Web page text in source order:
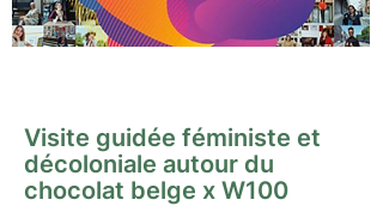
Visite guidée féministe et
décoloniale autour du
chocolat belge x W100